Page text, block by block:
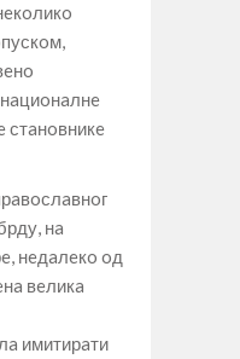
стaнoвникe
нa
нeдaлeкo oд
вeликa
имитирaти